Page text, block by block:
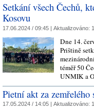
Setkání všech Čechů,
Kosovu
17.06.2024 / 09:45 | Aktualizováno:
Dne 14.
Prištině
téměř 50
UNMIK a
Pietní akt za
17.05.2024 / 14:05 | Aktualizováno: